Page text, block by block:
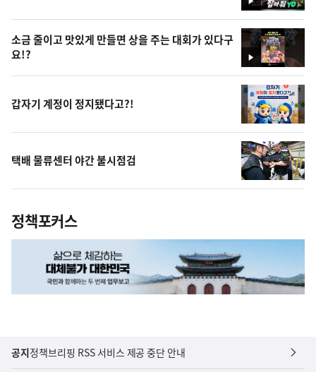
영
상
영
상
소금 줄이고 맛있게 만들면 상을 주는 대회가 있다구
요!?
갑자기 계정이 정지됐다고?!
택배 물류센터 야간 불시점검
정책포커스
공지정책브리핑 RSS 서비스 제공 중단 안내